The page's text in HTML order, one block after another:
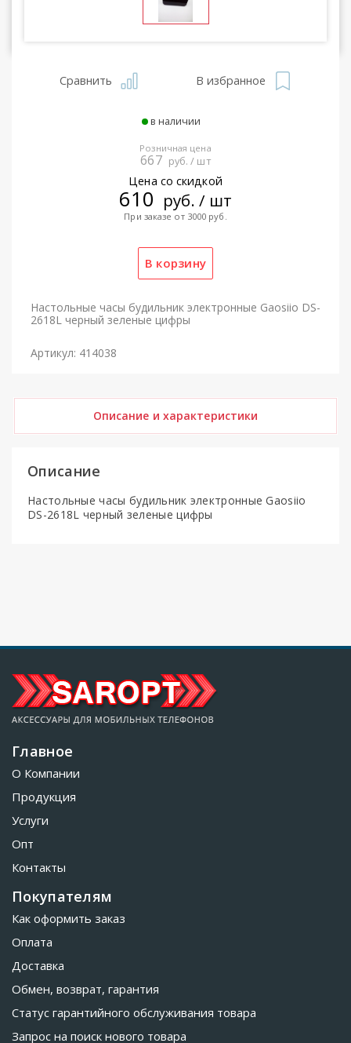
Сравнить В избранное
в наличии
Розничная цена
667 руб. / шт
Цена со скидкой
610 руб. / шт
При заказе от 3000 руб.
Настольные часы будильник электронные Gaosiio DS-
2618L черный зеленые цифры
Артикул: 414038
Описание и характеристики
Описание
Настольные часы будильник электронные Gaosiio
DS-2618L черный зеленые цифры
Главное
О Компании
Продукция
Услуги
Опт
Контакты
Покупателям
Как оформить заказ
Оплата
Доставка
Обмен, возврат, гарантия
Статус гарантийного обслуживания товара
Запрос на поиск нового товара